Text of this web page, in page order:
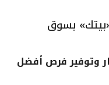
بسوق
وتوفير فرص أفضل